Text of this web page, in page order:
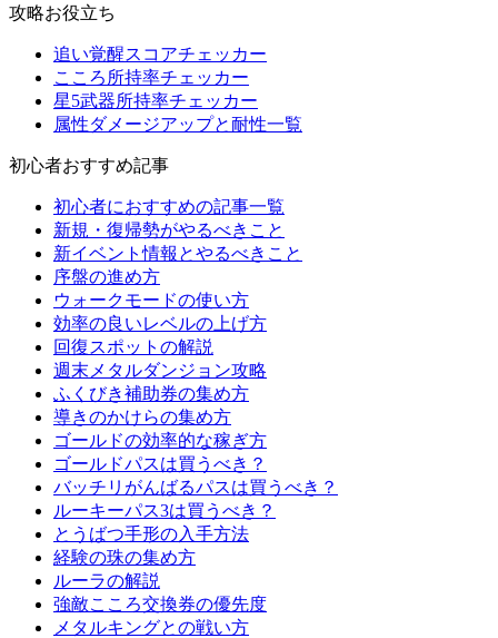
攻略お役立ち
追い覚醒スコアチェッカー
こころ所持率チェッカー
星5武器所持率チェッカー
属性ダメージアップと耐性一覧
初心者おすすめ記事
初心者におすすめの記事一覧
新規・復帰勢がやるべきこと
新イベント情報とやるべきこと
序盤の進め方
ウォークモードの使い方
効率の良いレベルの上げ方
回復スポットの解説
週末メタルダンジョン攻略
ふくびき補助券の集め方
導きのかけらの集め方
ゴールドの効率的な稼ぎ方
ゴールドパスは買うべき？
バッチリがんばるパスは買うべき？
ルーキーパス3は買うべき？
とうばつ手形の入手方法
経験の珠の集め方
ルーラの解説
強敵こころ交換券の優先度
メタルキングとの戦い方